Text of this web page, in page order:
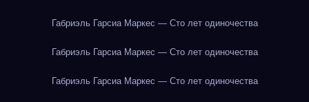
Габриэль Гарсиа Маркес — Сто лет одиночества
Габриэль Гарсиа Маркес — Сто лет одиночества
Габриэль Гарсиа Маркес — Сто лет одиночества